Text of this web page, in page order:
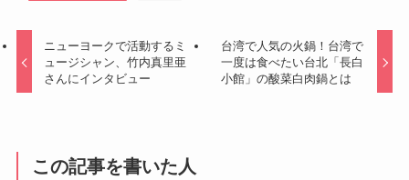
ニューヨークで活動するミ
ュージシャン、竹内真里亜
さんにインタビュー
台湾で人気の火鍋！台湾で
一度は食べたい台北「長白
小館」の酸菜白肉鍋とは
この記事を書いた人